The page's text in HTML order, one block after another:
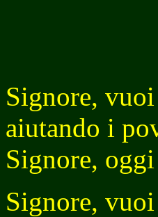
Signore,
aiutando i
Signore,
Signore,